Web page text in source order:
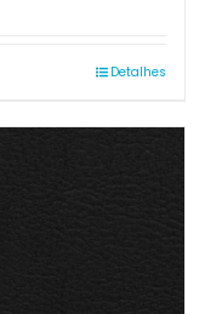
Detalhes